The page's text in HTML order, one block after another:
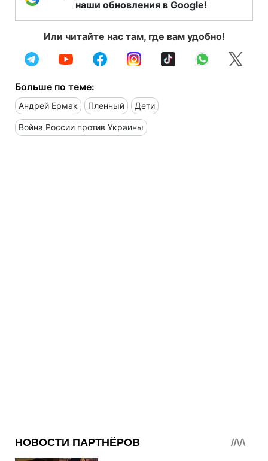
наши обновления в Google!
Или читайте нас там, где вам удобно!
Больше по теме:
Андрей Ермак Пленный Дети
Война России против Украины